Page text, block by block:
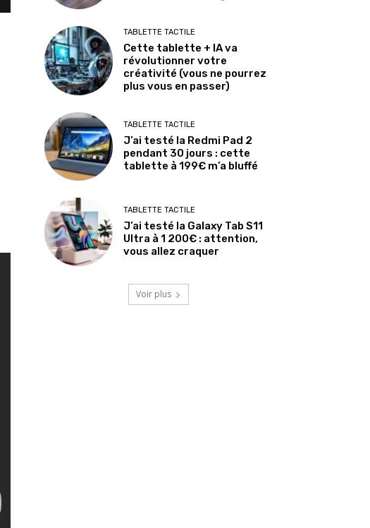
TABLETTE TACTILE
Cette tablette + IA va
révolutionner votre
créativité (vous ne pourrez
plus vous en passer)
TABLETTE TACTILE
J’ai testé la Redmi Pad 2
pendant 30 jours : cette
tablette à 199€ m’a bluffé
TABLETTE TACTILE
J’ai testé la Galaxy Tab S11
Ultra à 1 200€ : attention,
vous allez craquer
Voir plus